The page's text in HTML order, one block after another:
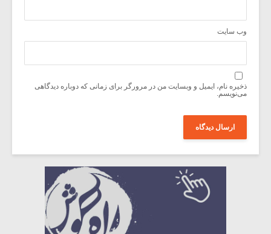
وب‌ سایت
ذخیره نام، ایمیل و وبسایت من در مرورگر برای زمانی که دوباره دیدگاهی
می‌نویسم.